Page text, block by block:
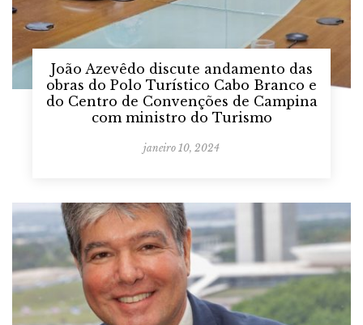
João Azevêdo discute andamento das
obras do Polo Turístico Cabo Branco e
do Centro de Convenções de Campina
com ministro do Turismo
janeiro 10, 2024